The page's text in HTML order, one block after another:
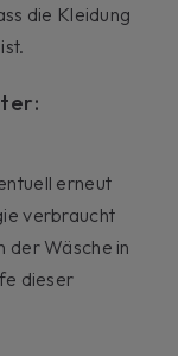
die Kleidung
ist.
erneut
verbraucht
der Wäsche in
dieser